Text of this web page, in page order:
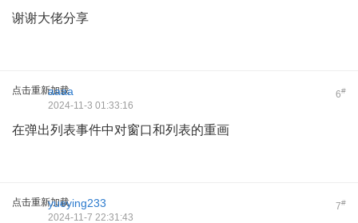
谢谢大佬分享
点击重新加载 6#
aaaa
2024-11-3 01:33:16
在弹出列表事件中对窗口和列表的重画
点击重新加载 7#
yueying233
2024-11-7 22:31:43